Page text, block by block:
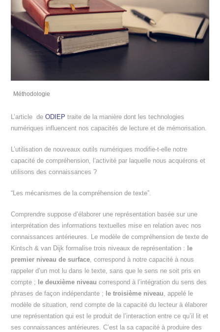
Méthodologie
L’article deODIEP traite de la manière dont les technologies
numériques influencent nos capacités de lecture et de mémorisation.
L’utilisation de nouveaux outils numériques modifie-t-elle notre
capacité de compréhension, l’activité par laquelle nous acquérons et
utilisons des connaissances ?
“Les mécanismes de la compréhension de texte”.
Comprendre suppose d’élaborer une représentation basée sur une
interprétation des informations textuelles mise en relation avec nos
connaissances antérieures. Le modèle de compréhension de texte de
Kintsch & van Dijk formalise trois niveaux de représentation : le
premier niveau de surface , correspond à notre capacité à nous
rappeler d’un mot lu dans le texte, sans que le sens ne soit pris en
compte ; le deuxième niveau correspond à l’intégration du sens des
phrases de façon indépendante ; le troisième niveau , appelé le
modèle de situation, rend compte de la capacité du lecteur à élaborer
une représentation qui est le produit de l’interaction entre ce qu’il lit et
ses connaissances antérieures. C’est la sa capacité à produire des